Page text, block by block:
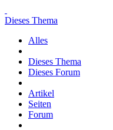
Dieses Thema
Alles
Dieses Thema
Dieses Forum
Artikel
Seiten
Forum